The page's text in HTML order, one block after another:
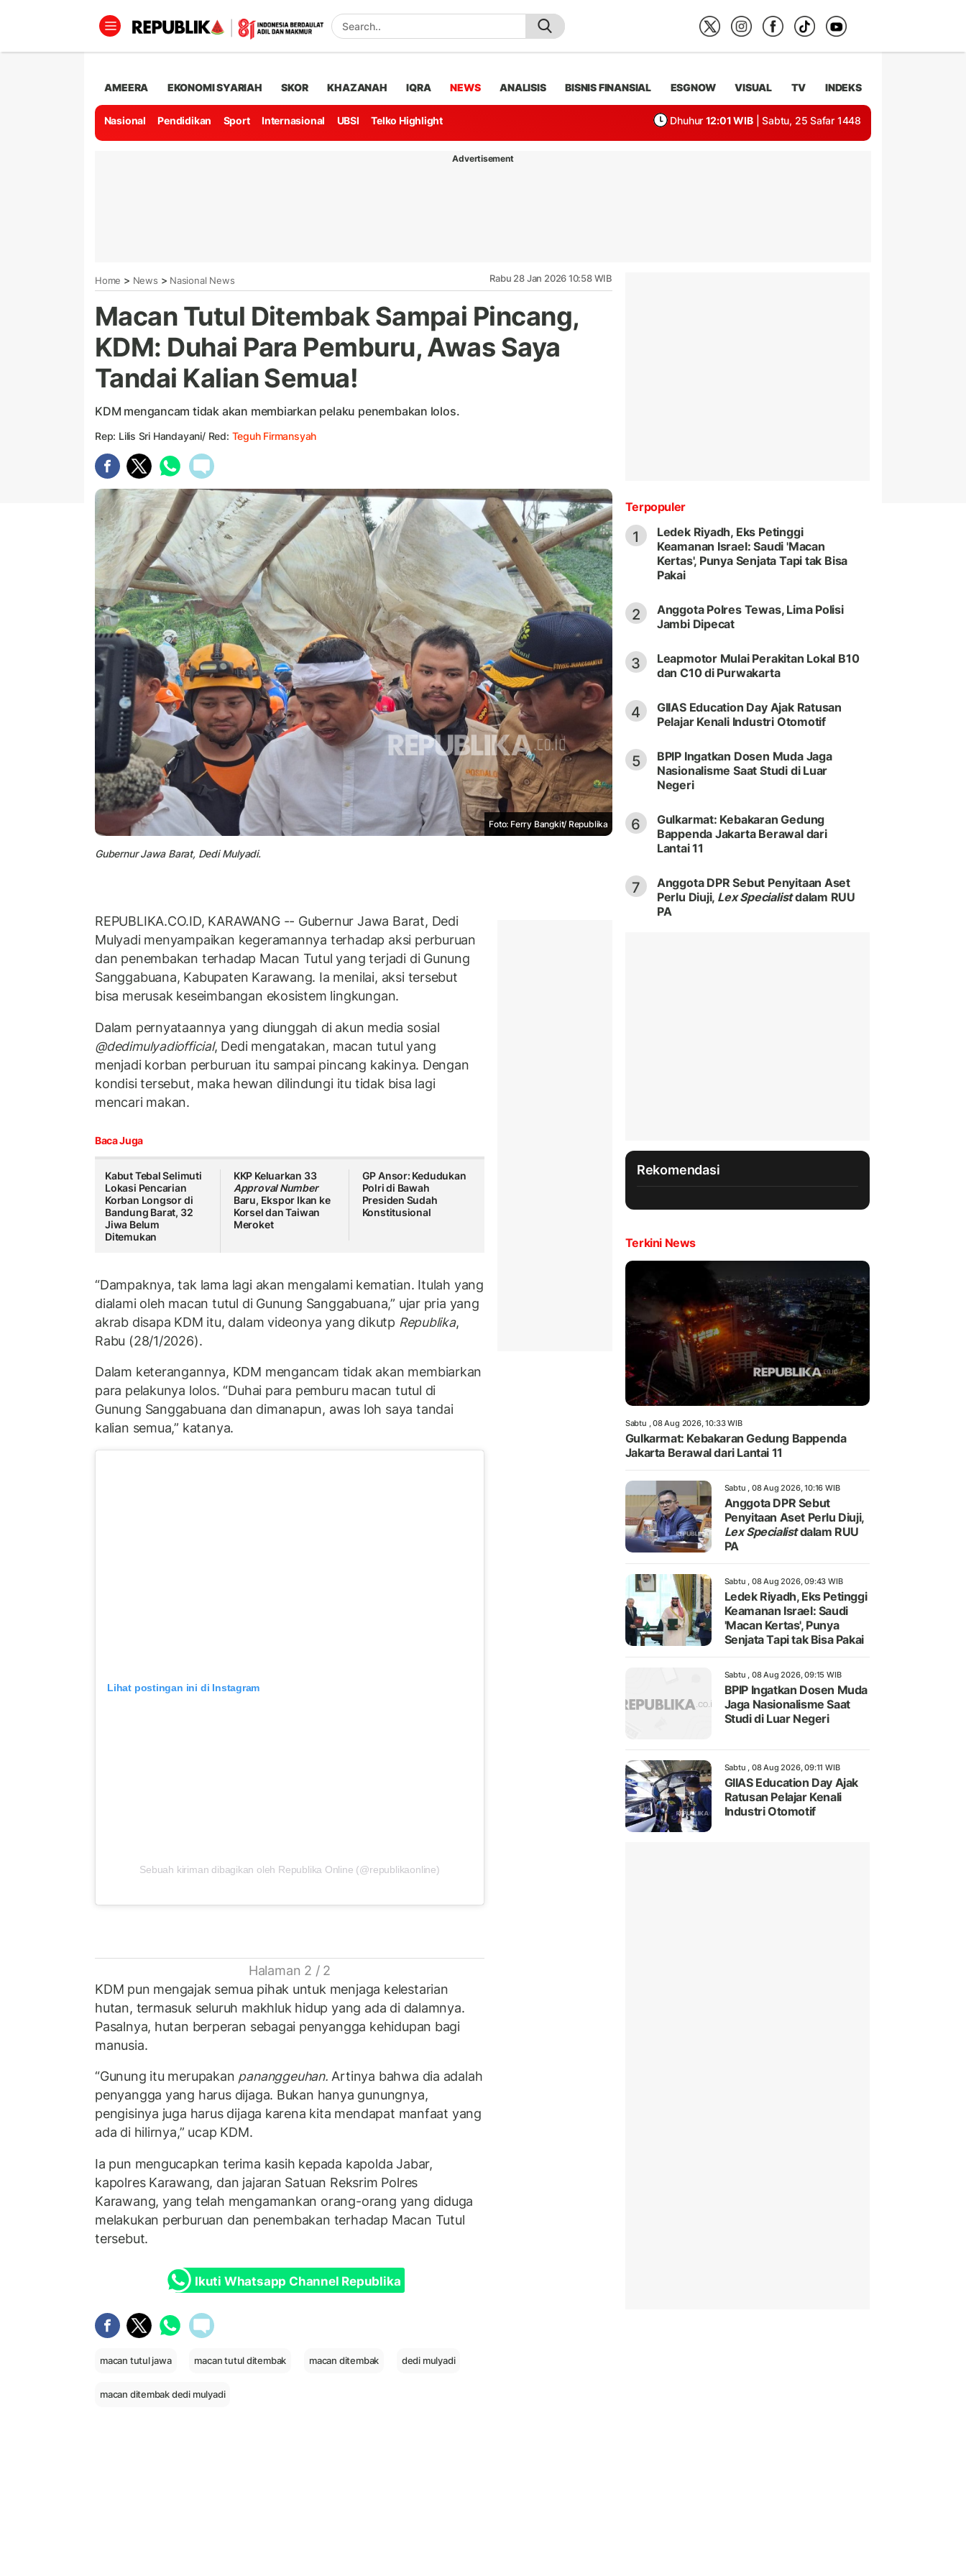
AMEERA EKONOMI SYARIAH SKOR KHAZANAH IQRA NEWS ANALISIS BISNIS FINANSIAL ESGNOW VISUAL TV INDEKS
Nasional Pendidikan Sport Internasional UBSI Telko Highlight Dhuhur 12:01 WIB | Sabtu, 25 Safar 1448
Advertisement
Home > News > Nasional News Rabu 28 Jan 2026 10:58 WIB
Macan Tutul Ditembak Sampai Pincang,
KDM: Duhai Para Pemburu, Awas Saya
Tandai Kalian Semua!
KDM mengancam tidak akan membiarkan pelaku penembakan lolos.
Rep: Lilis Sri Handayani/ Red: Teguh Firmansyah
Foto: Ferry Bangkit/ Republika
Gubernur Jawa Barat, Dedi Mulyadi.
REPUBLIKA.CO.ID, KARAWANG -- Gubernur Jawa Barat, Dedi
Mulyadi menyampaikan kegeramannya terhadap aksi perburuan
dan penembakan terhadap Macan Tutul yang terjadi di Gunung
Sanggabuana, Kabupaten Karawang. Ia menilai, aksi tersebut
bisa merusak keseimbangan ekosistem lingkungan.
Dalam pernyataannya yang diunggah di akun media sosial
@dedimulyadiofficial, Dedi mengatakan, macan tutul yang
menjadi korban perburuan itu sampai pincang kakinya. Dengan
kondisi tersebut, maka hewan dilindungi itu tidak bisa lagi
mencari makan.
Baca Juga
Kabut Tebal Selimuti
Lokasi Pencarian
Korban Longsor di
Bandung Barat, 32
Jiwa Belum
Ditemukan
KKP Keluarkan 33
Approval Number
Baru, Ekspor Ikan ke
Korsel dan Taiwan
Meroket
GP Ansor: Kedudukan
Polri di Bawah
Presiden Sudah
Konstitusional
“Dampaknya, tak lama lagi akan mengalami kematian. Itulah yang
dialami oleh macan tutul di Gunung Sanggabuana,” ujar pria yang
akrab disapa KDM itu, dalam videonya yang dikutp Republika,
Rabu (28/1/2026).
Dalam keterangannya, KDM mengancam tidak akan membiarkan
para pelakunya lolos. “Duhai para pemburu macan tutul di
Gunung Sanggabuana dan dimanapun, awas loh saya tandai
kalian semua,” katanya.
Lihat postingan ini di Instagram
Sebuah kiriman dibagikan oleh Republika Online (@republikaonline)
Halaman 2 / 2
KDM pun mengajak semua pihak untuk menjaga kelestarian
hutan, termasuk seluruh makhluk hidup yang ada di dalamnya.
Pasalnya, hutan berperan sebagai penyangga kehidupan bagi
manusia.
“Gunung itu merupakan pananggeuhan. Artinya bahwa dia adalah
penyangga yang harus dijaga. Bukan hanya gunungnya,
pengisinya juga harus dijaga karena kita mendapat manfaat yang
ada di hilirnya,” ucap KDM.
Ia pun mengucapkan terima kasih kepada kapolda Jabar,
kapolres Karawang, dan jajaran Satuan Reksrim Polres
Karawang, yang telah mengamankan orang-orang yang diduga
melakukan perburuan dan penembakan terhadap Macan Tutul
tersebut.
Ikuti Whatsapp Channel Republika
macan tutul jawa macan tutul ditembak macan ditembak dedi mulyadi
macan ditembak dedi mulyadi
Terpopuler
1
Ledek Riyadh, Eks Petinggi
Keamanan Israel: Saudi 'Macan
Kertas', Punya Senjata Tapi tak Bisa
Pakai
2
Anggota Polres Tewas, Lima Polisi
Jambi Dipecat
3
Leapmotor Mulai Perakitan Lokal B10
dan C10 di Purwakarta
4
GIIAS Education Day Ajak Ratusan
Pelajar Kenali Industri Otomotif
5
BPIP Ingatkan Dosen Muda Jaga
Nasionalisme Saat Studi di Luar
Negeri
6
Gulkarmat: Kebakaran Gedung
Bappenda Jakarta Berawal dari
Lantai 11
7
Anggota DPR Sebut Penyitaan Aset
Perlu Diuji, Lex Specialistdalam RUU
PA
Rekomendasi
Terkini News
Sabtu , 08 Aug 2026, 10:33 WIB
Gulkarmat: Kebakaran Gedung Bappenda
Jakarta Berawal dari Lantai 11
Sabtu , 08 Aug 2026, 10:16 WIB
Anggota DPR Sebut
Penyitaan Aset Perlu Diuji,
Lex Specialistdalam RUU
PA
Sabtu , 08 Aug 2026, 09:43 WIB
Ledek Riyadh, Eks Petinggi
Keamanan Israel: Saudi
'Macan Kertas', Punya
Senjata Tapi tak Bisa Pakai
Sabtu , 08 Aug 2026, 09:15 WIB
BPIP Ingatkan Dosen Muda
Jaga Nasionalisme Saat
Studi di Luar Negeri
Sabtu , 08 Aug 2026, 09:11 WIB
GIIAS Education Day Ajak
Ratusan Pelajar Kenali
Industri Otomotif